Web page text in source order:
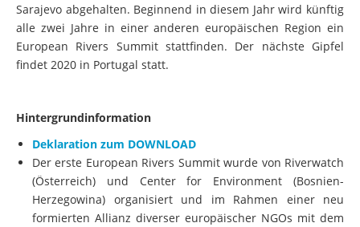
Sarajevo abgehalten. Beginnend in diesem Jahr wird künftig
alle zwei Jahre in einer anderen europäischen Region ein
European Rivers Summit stattfinden. Der nächste Gipfel
findet 2020 in Portugal statt.
Hintergrundinformation
Deklaration zum DOWNLOAD
Der erste European Rivers Summit wurde von Riverwatch
(Österreich) und Center for Environment (Bosnien-
Herzegowina) organisiert und im Rahmen einer neu
formierten Allianz diverser europäischer NGOs mit dem